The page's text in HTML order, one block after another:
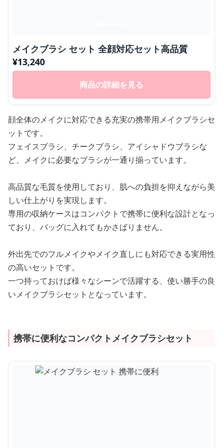
メイクブラシ セット 全顔対応セット高品質
¥13,240
商品の詳細を見る
顔全体のメイクに対応できる充実の携帯用メイクブラシセ
ットです。
フェイスブラシ、チークブラシ、アイシャドウブラシな
ど、メイクに必要なブラシが一通り揃っています。
高品質な毛質を使用しており、肌への負担を抑えながら美
しい仕上がりを実現します。
専用の収納ケースはコンパクトで携帯に便利な設計となっ
ており、バッグに入れてもかさばりません。
外出先でのフルメイクやメイク直しにも対応できる実用性
の高いセットです。
一つ持っておけば様々なシーンで活躍する、使い勝手の良
いメイクブラシセットとなっています。
携帯に便利なコンパクトメイクブラシセット